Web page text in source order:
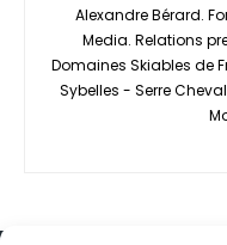
Alexandre Bérard.
Media. Relations
Domaines Skiables de
Sybelles - Serre